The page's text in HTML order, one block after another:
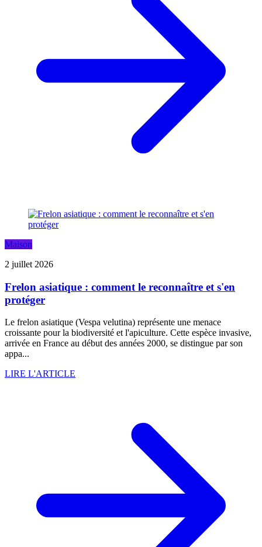
Maison
2 juillet 2026
Frelon asiatique : comment le reconnaître et s'en
protéger
Le frelon asiatique (Vespa velutina) représente une menace
croissante pour la biodiversité et l'apiculture. Cette espèce invasive,
arrivée en France au début des années 2000, se distingue par son
appa...
LIRE L'ARTICLE